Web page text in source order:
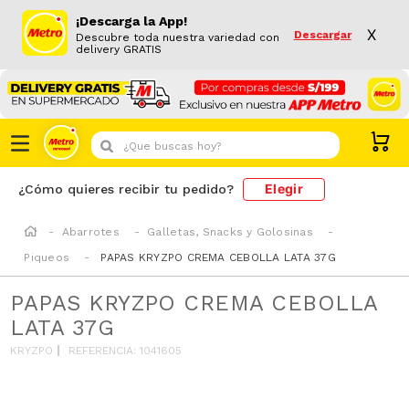
¡Descarga la App!
Descubre toda nuestra variedad con
delivery GRATIS
Descargar X
¿Que buscas hoy?
¿Cómo quieres recibir tu pedido? Elegir
Abarrotes
Galletas, Snacks y Golosinas
Piqueos
PAPAS KRYZPO CREMA CEBOLLA LATA 37G
PAPAS KRYZPO CREMA CEBOLLA
LATA 37G
KRYZPO REFERENCIA:1041605